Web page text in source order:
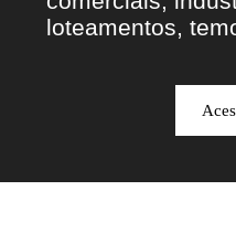
loteamentos,